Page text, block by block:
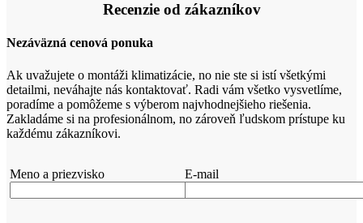
Recenzie od zákazníkov
Nezáväzná cenová ponuka
Ak uvažujete o montáži klimatizácie, no nie ste si istí všetkými
detailmi, neváhajte nás kontaktovať. Radi vám všetko vysvetlíme,
poradíme a pomôžeme s výberom najvhodnejšieho riešenia.
Zakladáme si na profesionálnom, no zároveň ľudskom prístupe ku
každému zákazníkovi.
Meno a priezvisko E-mail